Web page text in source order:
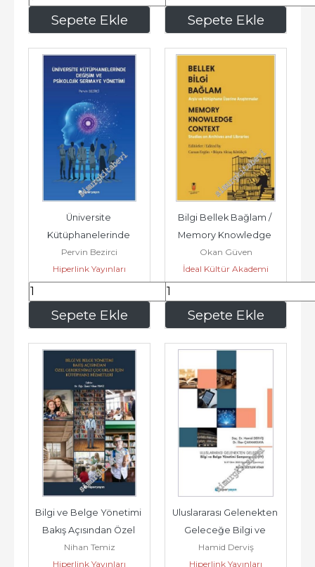
Sepete Ekle
487,50 Sepete Ekle
262,50
Sepete Ekle
Üniversite
Kütüphanelerinde
Değişim ve Psikolojik
Sermaye Yönetimi -
Pervin Bezirci
Hiperlink Yayınları
337,50 Sepete Ekle
Bilgi Bellek Bağlam /
Memory Knowledge
Context (Türkçe-
İngilizce) :...
Okan Güven
İdeal Kültür Akademi
440,00
Bilgi ve Belge Yönetimi
Bakış Açısından Özel
Gereksinimli Çocuklar
Nihan Temiz
Hiperlink Yayınları
Uluslararası Gelenekten
Geleceğe Bilgi ve
Belge Yönetimi
Hamid Derviş
Hiperlink Yayınları